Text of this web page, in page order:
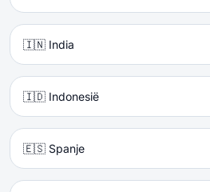
🇮🇳 India
🇮🇩 Indonesië
🇪🇸 Spanje